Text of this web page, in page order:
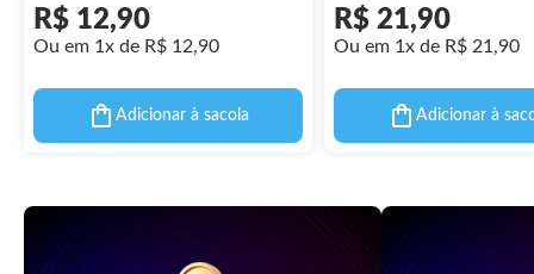
R$ 12,90
Ou em 1x de R$ 12,90
Adicionar à sacola
R$ 21,90
Ou em 1x de R$ 21,90
Adicionar à